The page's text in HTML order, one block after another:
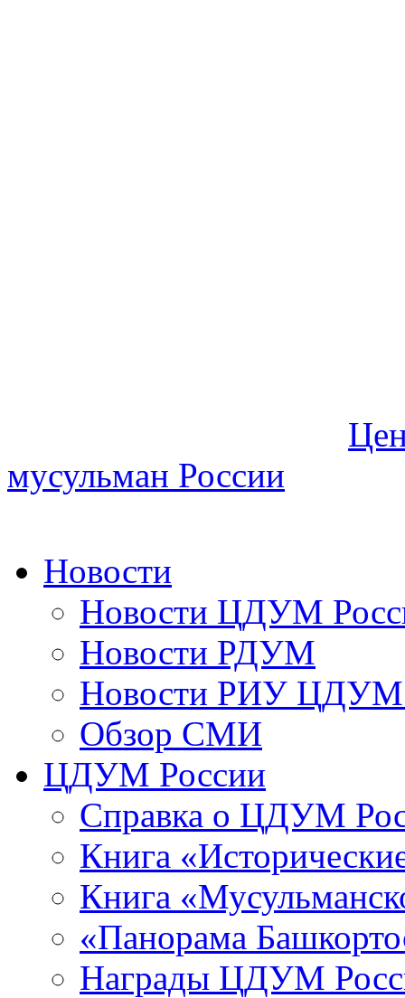
мусульман России
Новости
Новости ЦДУМ
Новости РДУМ
Новости РИУ ЦДУМ
Обзор СМИ
ЦДУМ России
Справка о ЦДУМ
Книга
Книга
«Панорама
Награды ЦДУМ